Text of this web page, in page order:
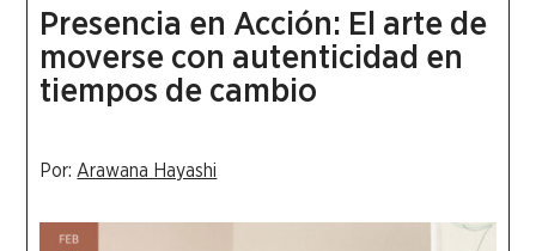
Presencia en Acción: El arte de
moverse con autenticidad en
tiempos de cambio
Por: Arawana Hayashi